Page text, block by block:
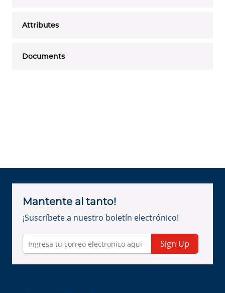
Attributes
Documents
Mantente al tanto!
¡Suscríbete a nuestro boletín electrónico!
Sign Up